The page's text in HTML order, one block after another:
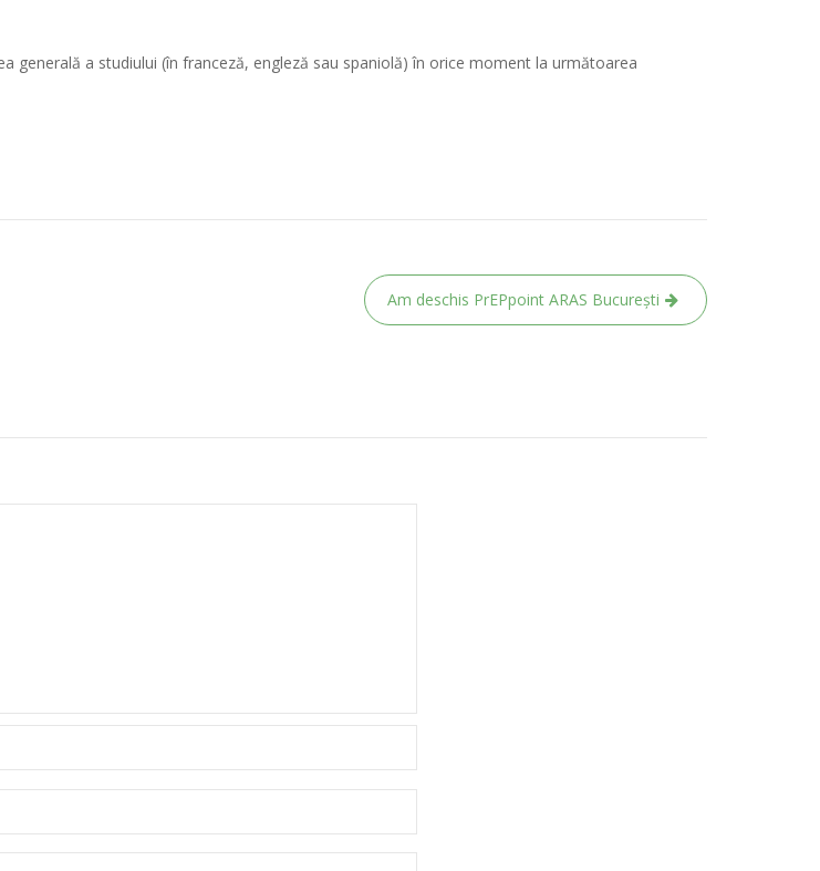
a studiului (în franceză, engleză sau spaniolă) în orice moment la următoarea
Am deschis PrEPpoint ARAS București